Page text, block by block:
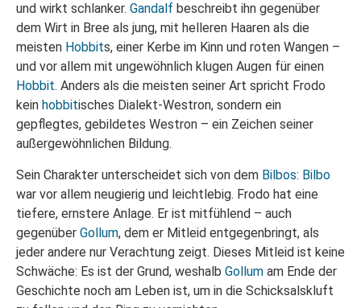
und wirkt schlanker. Gandalf beschreibt ihn gegenüber
dem Wirt in Bree als jung, mit helleren Haaren als die
meisten Hobbits, einer Kerbe im Kinn und roten Wangen –
und vor allem mit ungewöhnlich klugen Augen für einen
Hobbit. Anders als die meisten seiner Art spricht Frodo
kein hobbitisches Dialekt-Westron, sondern ein
gepflegtes, gebildetes Westron – ein Zeichen seiner
außergewöhnlichen Bildung.
Sein Charakter unterscheidet sich von dem Bilbos: Bilbo
war vor allem neugierig und leichtlebig. Frodo hat eine
tiefere, ernstere Anlage. Er ist mitfühlend – auch
gegenüber Gollum, dem er Mitleid entgegenbringt, als
jeder andere nur Verachtung zeigt. Dieses Mitleid ist keine
Schwäche: Es ist der Grund, weshalb Gollum am Ende der
Geschichte noch am Leben ist, um in die Schicksalskluft